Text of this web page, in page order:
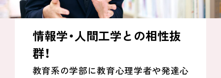
情報学・人間工学との相性抜
群！
教育系の学部に教育心理学者や発達心